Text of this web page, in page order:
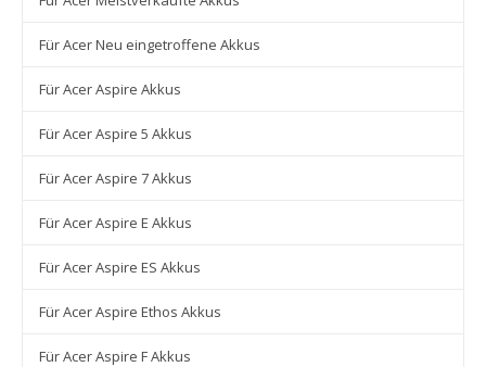
Für Acer Neu eingetroffene Akkus
Für Acer Aspire Akkus
Für Acer Aspire 5 Akkus
Für Acer Aspire 7 Akkus
Für Acer Aspire E Akkus
Für Acer Aspire ES Akkus
Für Acer Aspire Ethos Akkus
Für Acer Aspire F Akkus